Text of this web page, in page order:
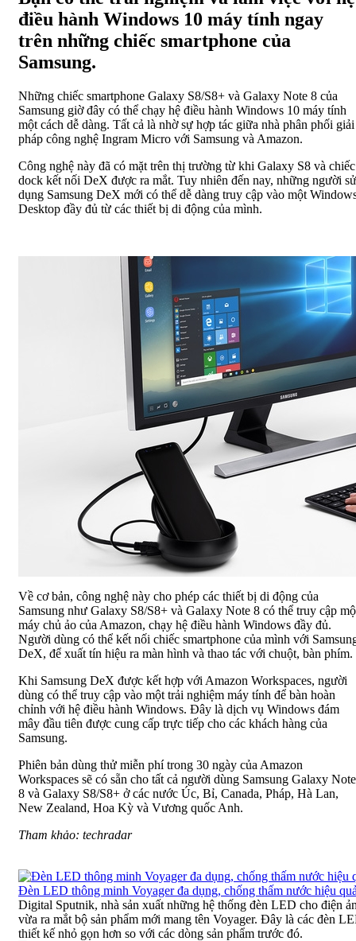
điều hành Windows 10 máy tính ngay
trên những chiếc smartphone của
Samsung.
Những chiếc smartphone Galaxy S8/S8+ và Galaxy Note 8 của
Samsung giờ đây có thể chạy hệ điều hành Windows 10 máy tính
một cách dễ dàng. Tất cả là nhờ sự hợp tác giữa nhà phân phối giải
pháp công nghệ Ingram Micro với Samsung và Amazon.
Công nghệ này đã có mặt trên thị trường từ khi Galaxy S8 và chiếc
dock kết nối DeX được ra mắt. Tuy nhiên đến nay, những người sử
dụng Samsung DeX mới có thể dễ dàng truy cập vào một
Desktop đầy đủ từ các thiết bị di động của mình.
Về cơ bản, công nghệ này cho phép các thiết bị di động của
Samsung như Galaxy S8/S8+ và Galaxy Note 8 có thể truy cập
máy chủ ảo của Amazon, chạy hệ điều hành Windows đầy đủ.
Người dùng có thể kết nối chiếc smartphone của mình với
DeX, để xuất tín hiệu ra màn hình và thao tác với chuột, bàn phím.
Khi Samsung DeX được kết hợp với Amazon Workspaces, người
dùng có thể truy cập vào một trải nghiệm máy tính để bàn hoàn
chỉnh với hệ điều hành Windows. Đây là dịch vụ Windows đám
mây đầu tiên được cung cấp trực tiếp cho các khách hàng của
Samsung.
Phiên bản dùng thử miễn phí trong 30 ngày của Amazon
Workspaces sẽ có sẵn cho tất cả người dùng Samsung Galaxy Note
8 và Galaxy S8/S8+ ở các nước Úc, Bỉ, Canada, Pháp, Hà Lan,
New Zealand, Hoa Kỳ và Vương quốc Anh.
Tham khảo: techradar
Đèn LED thông minh Voyager đa dụng, chống thấm nước hiệu
Digital Sputnik, nhà sản xuất những hệ thống đèn LED cho điện
vừa ra mắt bộ sản phẩm mới mang tên Voyager. Đây là các đèn
thiết kế nhỏ gọn hơn so với các dòng sản phẩm trước đó.